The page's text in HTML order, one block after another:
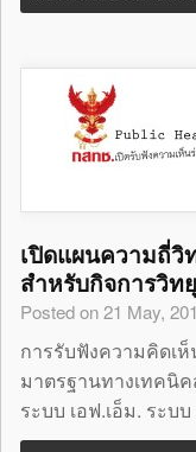
เปิดแผนความถี่วิ
สำหรับกิจการวิท
Posted on 21 May,
การรับฟังความคิดเ
มาตรฐานทางเทคนิ
ระบบ เอฟ.เอ็ม. ระบ